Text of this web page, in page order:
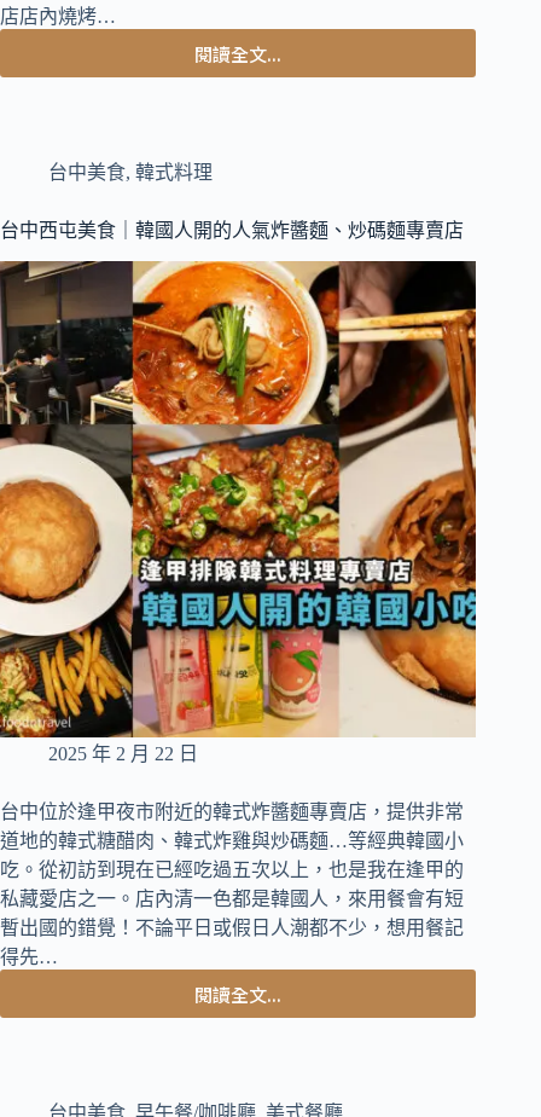
店店內燒烤…
閱讀全文...
台
｜
近
期
吃
到
最
喜
歡
的
平
價
串
燒
店，
鹹
甜
口
感
很
開
胃
台中美食, 韓式料理
台中西屯美食｜韓國人開的人氣炸醬麵、炒碼麵專賣店
2025 年 2 月 22 日
台中位於逢甲夜市附近的韓式炸醬麵專賣店，提供非常
道地的韓式糖醋肉、韓式炸雞與炒碼麵…等經典韓國小
吃。從初訪到現在已經吃過五次以上，也是我在逢甲的
私藏愛店之一。店內清一色都是韓國人，來用餐會有短
暫出國的錯覺！不論平日或假日人潮都不少，想用餐記
得先…
閱讀全文...
台
美